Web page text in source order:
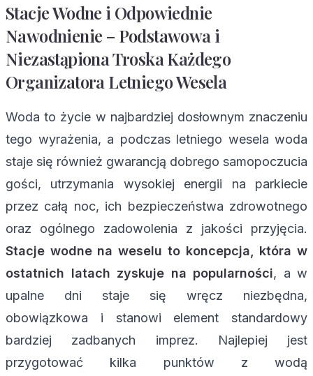
Stacje Wodne i Odpowiednie
Nawodnienie – Podstawowa i
Niezastąpiona Troska Każdego
Organizatora Letniego Wesela
Woda to życie w najbardziej dosłownym znaczeniu
tego wyrażenia, a podczas letniego wesela woda
staje się również gwarancją dobrego samopoczucia
gości, utrzymania wysokiej energii na parkiecie
przez całą noc, ich bezpieczeństwa zdrowotnego
oraz ogólnego zadowolenia z jakości przyjęcia.
Stacje wodne na weselu to koncepcja, która w
ostatnich latach zyskuje na popularności, a w
upalne dni staje się wręcz niezbędna,
obowiązkowa i stanowi element standardowy
bardziej zadbanych imprez. Najlepiej jest
przygotować kilka punktów z wodą